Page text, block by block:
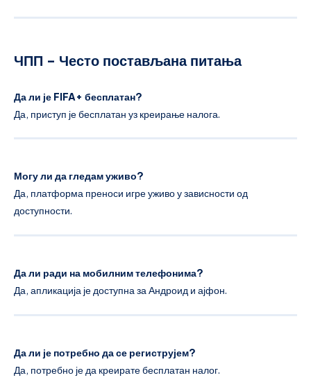
ЧПП – Често постављана питања
Да ли је FIFA+ бесплатан?
Да, приступ је бесплатан уз креирање налога.
Могу ли да гледам уживо?
Да, платформа преноси игре уживо у зависности од
доступности.
Да ли ради на мобилним телефонима?
Да, апликација је доступна за Андроид и ајфон.
Да ли је потребно да се региструјем?
Да, потребно је да креирате бесплатан налог.